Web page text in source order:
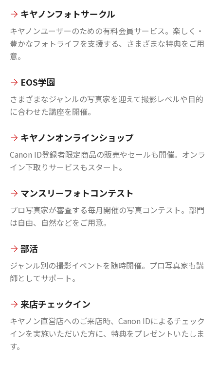
キヤノンフォトサークル
キヤノンユーザーのための有料会員サービス。楽しく・
豊かなフォトライフを支援する、さまざまな特典をご用
意。
EOS学園
さまざまなジャンルの写真家を迎えて撮影レベルや目的
に合わせた講座を開催。
キヤノンオンラインショップ
Canon ID登録者限定商品の販売やセールも開催。オンラ
イン下取りサービスもスタート。
マンスリーフォトコンテスト
プロ写真家が審査する毎月開催の写真コンテスト。部門
は自由、自然などをご用意。
部活
ジャンル別の撮影イベントを随時開催。プロ写真家も講
師としてサポート。
来店チェックイン
キヤノン直営店へのご来店時、Canon IDによるチェック
インを実施いただいた方に、特典をプレゼントいたしま
す。